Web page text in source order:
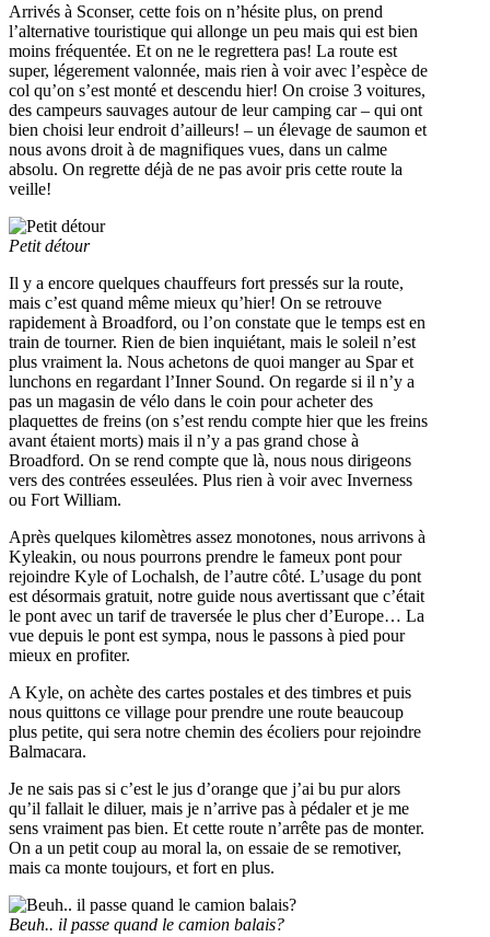
Arrivés à Sconser, cette fois on n’hésite plus, on prend
l’alternative touristique qui allonge un peu mais qui est bien
moins fréquentée. Et on ne le regrettera pas! La route est
super, légerement valonnée, mais rien à voir avec l’espèce de
col qu’on s’est monté et descendu hier! On croise 3 voitures,
des campeurs sauvages autour de leur camping car – qui ont
bien choisi leur endroit d’ailleurs! – un élevage de saumon et
nous avons droit à de magnifiques vues, dans un calme
absolu. On regrette déjà de ne pas avoir pris cette route la
veille!
Petit détour
Il y a encore quelques chauffeurs fort pressés sur la route,
mais c’est quand même mieux qu’hier! On se retrouve
rapidement à Broadford, ou l’on constate que le temps est en
train de tourner. Rien de bien inquiétant, mais le soleil n’est
plus vraiment la. Nous achetons de quoi manger au Spar et
lunchons en regardant l’Inner Sound. On regarde si il n’y a
pas un magasin de vélo dans le coin pour acheter des
plaquettes de freins (on s’est rendu compte hier que les freins
avant étaient morts) mais il n’y a pas grand chose à
Broadford. On se rend compte que là, nous nous dirigeons
vers des contrées esseulées. Plus rien à voir avec Inverness
ou Fort William.
Après quelques kilomètres assez monotones, nous arrivons à
Kyleakin, ou nous pourrons prendre le fameux pont pour
rejoindre Kyle of Lochalsh, de l’autre côté. L’usage du pont
est désormais gratuit, notre guide nous avertissant que c’était
le pont avec un tarif de traversée le plus cher d’Europe… La
vue depuis le pont est sympa, nous le passons à pied pour
mieux en profiter.
A Kyle, on achète des cartes postales et des timbres et puis
nous quittons ce village pour prendre une route beaucoup
plus petite, qui sera notre chemin des écoliers pour rejoindre
Balmacara.
Je ne sais pas si c’est le jus d’orange que j’ai bu pur alors
qu’il fallait le diluer, mais je n’arrive pas à pédaler et je me
sens vraiment pas bien. Et cette route n’arrête pas de monter.
On a un petit coup au moral la, on essaie de se remotiver,
mais ca monte toujours, et fort en plus.
Beuh.. il passe quand le camion balais?